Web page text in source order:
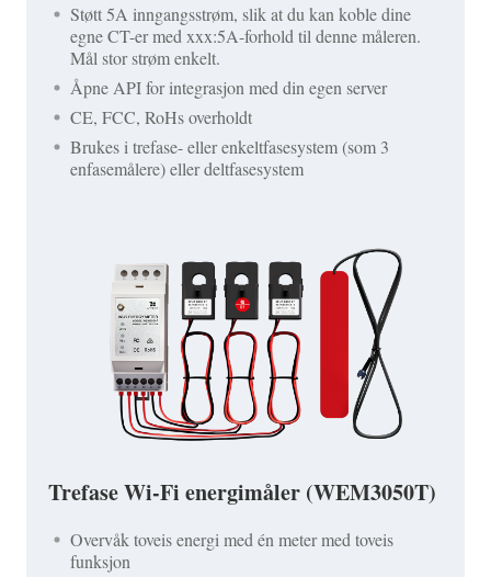
Støtt 5A inngangsstrøm, slik at du kan koble dine
egne CT-er med xxx:5A-forhold til denne måleren.
Mål stor strøm enkelt.
Åpne API for integrasjon med din egen server
CE, FCC, RoHs overholdt
Brukes i trefase- eller enkeltfasesystem (som 3
enfasemålere) eller deltfasesystem
Trefase Wi-Fi energimåler (WEM3050T)
Overvåk toveis energi med én meter med toveis
funksjon